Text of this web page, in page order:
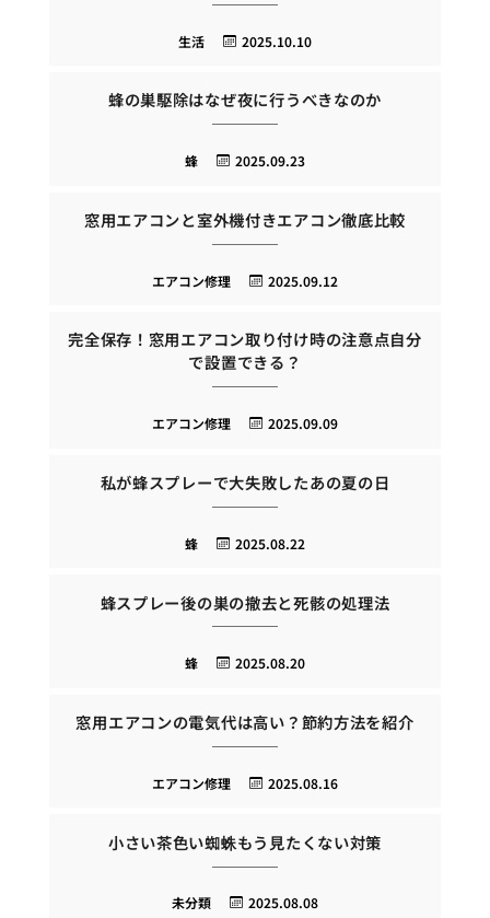
2025.10.10
生活
蜂の巣駆除はなぜ夜に行うべきなのか
2025.09.23
蜂
窓用エアコンと室外機付きエアコン徹底比較
2025.09.12
エアコン修理
完全保存！窓用エアコン取り付け時の注意点自分
で設置できる？
2025.09.09
エアコン修理
私が蜂スプレーで大失敗したあの夏の日
2025.08.22
蜂
蜂スプレー後の巣の撤去と死骸の処理法
2025.08.20
蜂
窓用エアコンの電気代は高い？節約方法を紹介
2025.08.16
エアコン修理
小さい茶色い蜘蛛もう見たくない対策
2025.08.08
未分類